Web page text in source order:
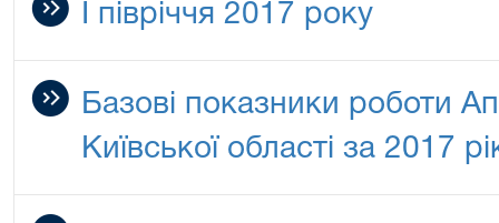
I півріччя 2017 року
Базові показники роботи
Київської області за 2017